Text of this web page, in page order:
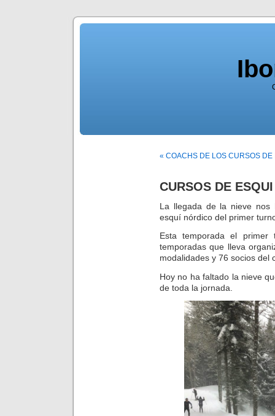
« COACHS DE LOS CURSOS DE
CURSOS DE
La llegada de la nieve nos
esquí nórdico del primer
Esta temporada el
temporadas que lleva
modalidades y 76 socios del
Hoy no ha faltado la nieve
de toda la jornada.